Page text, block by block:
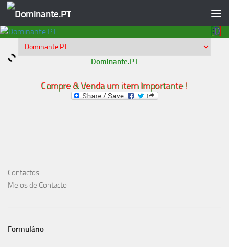
Skip to content
Dominante.PT
Compre & Venda um item Importante !
Contactos
Meios de Contacto
Formulário